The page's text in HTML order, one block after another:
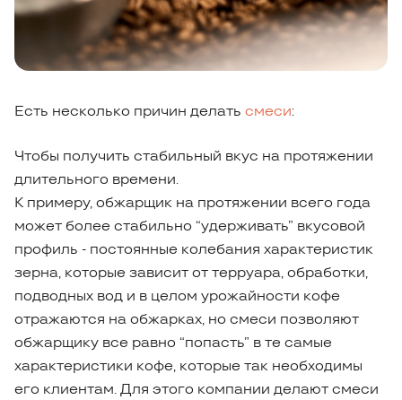
Есть несколько причин делать смеси:
Чтобы получить стабильный вкус на протяжении
длительного времени.
К примеру, обжарщик на протяжении всего года
может более стабильно “удерживать” вкусовой
профиль - постоянные колебания характеристик
зерна, которые зависит от терруара, обработки,
подводных вод и в целом урожайности кофе
отражаются на обжарках, но смеси позволяют
обжарщику все равно “попасть” в те самые
характеристики кофе, которые так необходимы
его клиентам. Для этого компании делают смеси